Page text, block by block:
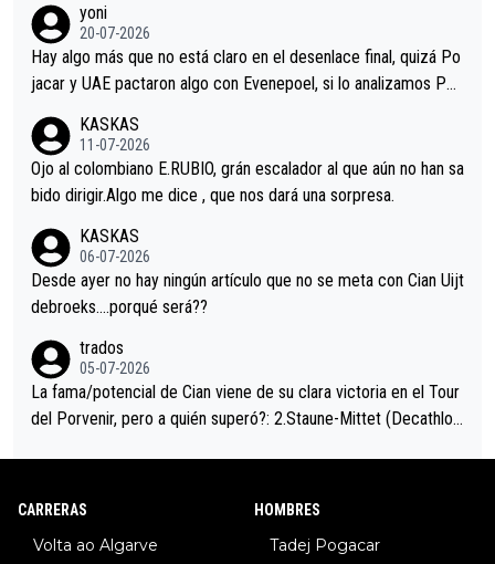
permaneció pegado a su rueda. Parecía increíble la forma en l
a que era capaz de controlar el miedo", recordó."
yoni
20-07-2026
Hay algo más que no está claro en el desenlace final, quizá Po
jacar y UAE pactaron algo con Evenepoel, si lo analizamos Poj
i sin pedalear, luego está el saludo con Evenepoel dándose la
mano de una manera muy fraternal, más allá de los típicos toqu
es en el hombro con que saludaba a Vingegard. Ahí hubo una in
eta, a ver si por querer poner a Del Toro con calzador en posi
ción de podio UAE y Pojacar se van complicar el tour.
KASKAS
11-07-2026
Ojo al colombiano E.RUBIO, grán escalador al que aún no han sa
bido dirigir.Algo me dice , que nos dará una sorpresa.
KASKAS
06-07-2026
Desde ayer no hay ningún artículo que no se meta con Cian Uijt
debroeks….porqué será??
trados
05-07-2026
La fama/potencial de Cian viene de su clara victoria en el Tour
del Porvenir, pero a quién superó?: 2.Staune-Mittet (Decathlon,
CARRERAS
Volta ao Algarve
HOMBRES
Tadej Pogacar